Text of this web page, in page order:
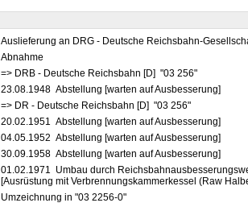
Auslieferung an DRG - Deutsche Reichsbahn-
Abnahme
=> DRB - Deutsche Reichsbahn [D] "03 256"
23.08.1948 Abstellung [warten auf Ausbesserung]
=> DR - Deutsche Reichsbahn [D] "03 256"
20.02.1951 Abstellung [warten auf Ausbesserung]
04.05.1952 Abstellung [warten auf Ausbesserung]
30.09.1958 Abstellung [warten auf Ausbesserung]
01.02.1971 Umbau durch
[Ausrüstung mit Verbrennungskammerkessel (Raw
Umzeichnung in "03 2256-0"